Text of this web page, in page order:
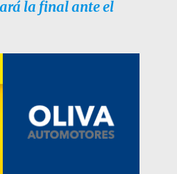
la final ante el